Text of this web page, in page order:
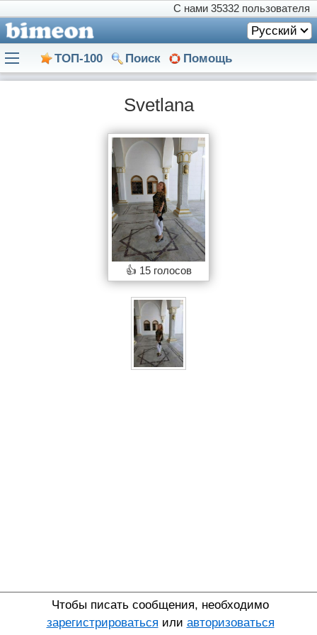
С нами 35332 пользователя
Русский
ТОП-100 Поиск Помощь
Svetlana
👍 15 голосов
Чтобы писать сообщения, необходимо
зарегистрироваться или авторизоваться